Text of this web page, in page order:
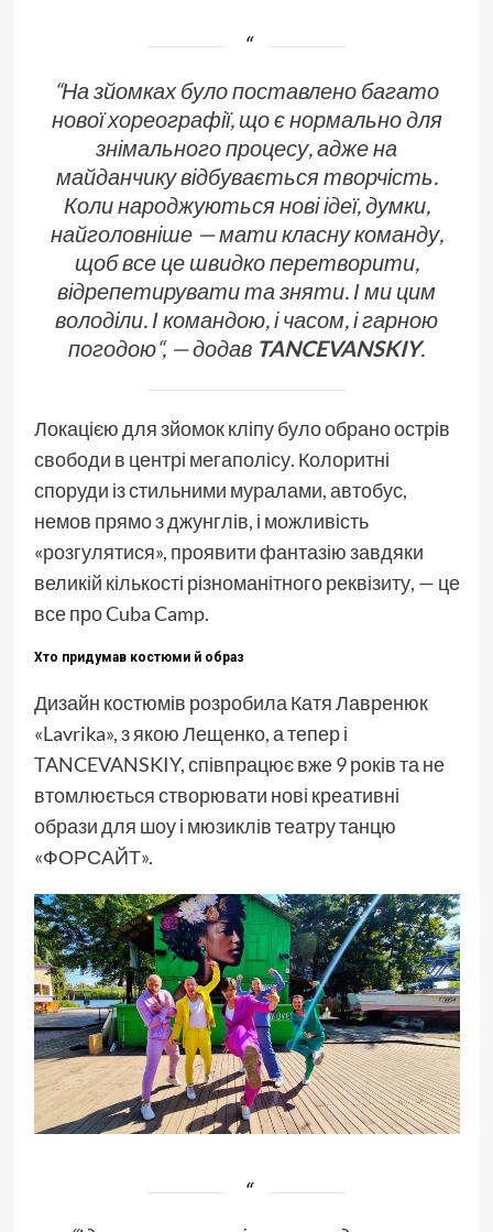
“На зйомках було поставлено багато
нової хореографії, що є нормально для
знімального процесу, адже на
майданчику відбувається творчість.
Коли народжуються нові ідеї, думки,
найголовніше —мати класну команду,
щоб все це швидко перетворити,
відрепетирувати та зняти. І ми цим
володіли. І командою, і часом, і гарною
погодою“, — додав TANCEVANSKIY.
Локацією для зйомок кліпу було обрано острів
свободи в центрі мегаполісу. Колоритні
споруди із стильними муралами, автобус,
немов прямо з джунглів, і можливість
«розгулятися», проявити фантазію завдяки
великій кількості різноманітного реквізиту, — це
все про Cuba Camp.
Хто придумав костюми й образ
Дизайн костюмів розробила Катя Лавренюк
«Lavrika», з якою Лещенко, а тепер і
TANCEVANSKIY, співпрацює вже 9 років та не
втомлюється створювати нові креативні
образи для шоу і мюзиклів театру танцю
«ФОРСАЙТ».